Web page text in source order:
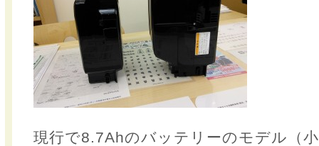
現行で8.7Ahのバッテリーのモデル（